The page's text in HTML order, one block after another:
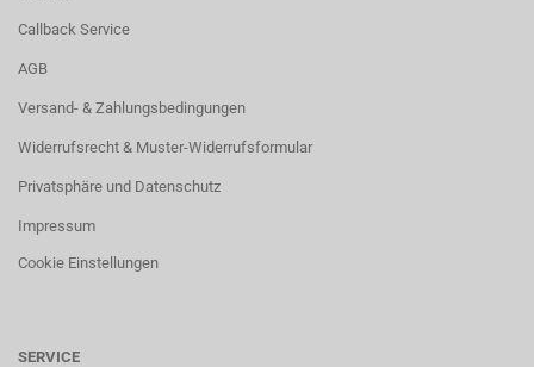
Callback Service
AGB
Versand- & Zahlungsbedingungen
Widerrufsrecht & Muster-Widerrufsformular
Privatsphäre und Datenschutz
Impressum
Cookie Einstellungen
SERVICE